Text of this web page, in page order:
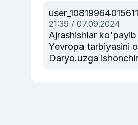
21:39 / 07.09.2024
Ajrashishlar
Yevropa tarbiyasini